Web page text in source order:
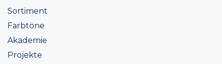
Sortiment
Farbtöne
Akademie
Projekte